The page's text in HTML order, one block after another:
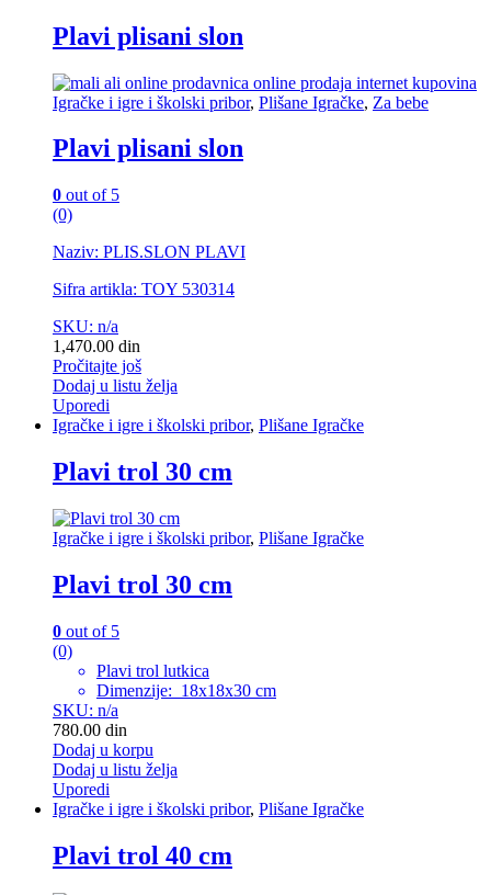
Plavi plisani slon
Igračke i igre i školski pribor, Plišane Igračke, Za bebe
Plavi plisani slon
0 out of 5
(0)
Naziv: PLIS.SLON PLAVI
Sifra artikla: TOY 530314
SKU: n/a
1,470.00 din
Pročitajte još
Dodaj u listu želja
Uporedi
Igračke i igre i školski pribor, Plišane Igračke
Plavi trol 30 cm
Igračke i igre i školski pribor, Plišane Igračke
Plavi trol 30 cm
0 out of 5
(0)
Plavi trol lutkica
Dimenzije: 18x18x30 cm
SKU: n/a
780.00 din
Dodaj u korpu
Dodaj u listu želja
Uporedi
Igračke i igre i školski pribor, Plišane Igračke
Plavi trol 40 cm